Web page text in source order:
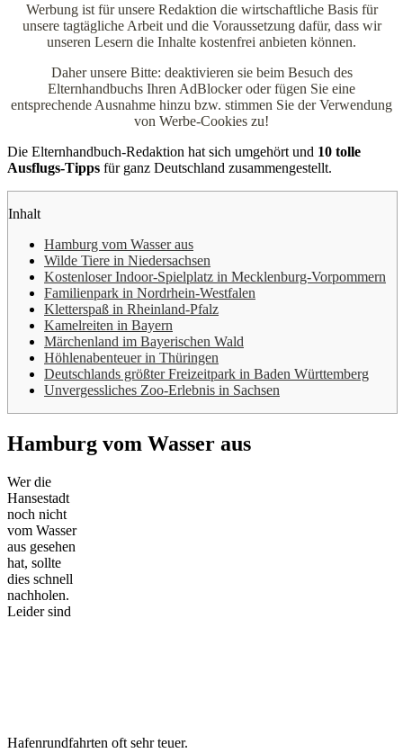
Werbung ist für unsere Redaktion die wirtschaftliche Basis für
unsere tagtägliche Arbeit und die Voraussetzung dafür, dass wir
unseren Lesern die Inhalte kostenfrei anbieten können.
Daher unsere Bitte: deaktivieren sie beim Besuch des
Elternhandbuchs Ihren AdBlocker oder fügen Sie eine
entsprechende Ausnahme hinzu bzw. stimmen Sie der Verwendung
von Werbe-Cookies zu!
Die Elternhandbuch-Redaktion hat sich umgehört und 10 tolle
Ausflugs-Tipps für ganz Deutschland zusammengestellt.
Inhalt
Hamburg vom Wasser aus
Wilde Tiere in Niedersachsen
Kostenloser Indoor-Spielplatz in Mecklenburg-Vorpommern
Familienpark in Nordrhein-Westfalen
Kletterspaß in Rheinland-Pfalz
Kamelreiten in Bayern
Märchenland im Bayerischen Wald
Höhlenabenteuer in Thüringen
Deutschlands größter Freizeitpark in Baden Württemberg
Unvergessliches Zoo-Erlebnis in Sachsen
Hamburg vom Wasser aus
Wer die
Hansestadt
noch nicht
vom Wasser
aus gesehen
hat, sollte
dies schnell
nachholen.
Leider sind
Hafenrundfahrten oft sehr teuer.